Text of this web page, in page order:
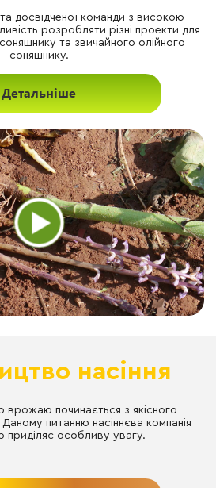
досвідченої команди з високою
розробляти різні проекти для
та звичайного олійного
соняшнику.
Детальніше
насіння
врожаю починається з якісного
питанню насіннєва компанія
приділяє особливу увагу.